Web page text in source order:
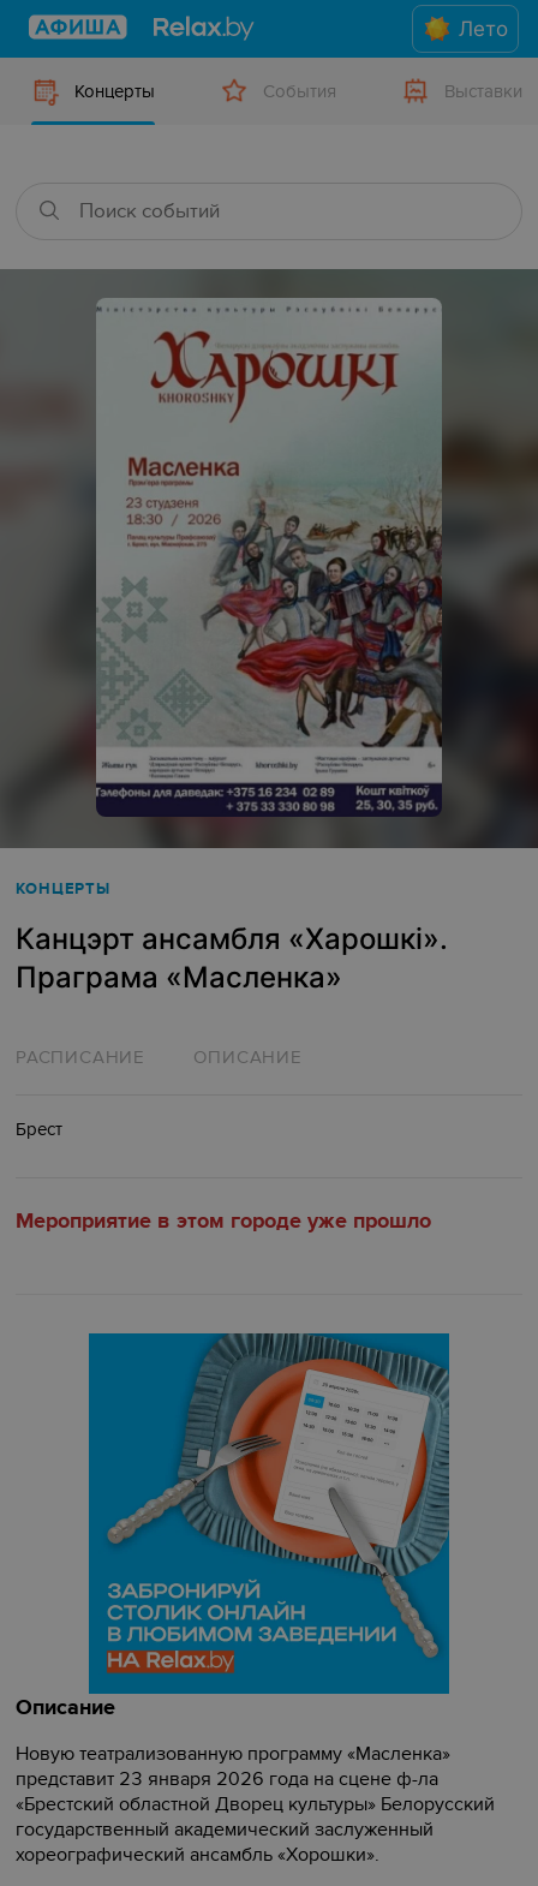
Лето
Концерты События Выставки
КОНЦЕРТЫ
Канцэрт ансамбля «‎Харошкі».
Праграма «Масленка»
РАСПИСАНИЕ ОПИСАНИЕ
Брест
Мероприятие в этом городе уже прошло
Описание
Новую театрализованную программу «Масленка»
представит 23 января 2026 года на сцене ф-ла
«Брестский областной Дворец культуры» Белорусский
государственный академический заслуженный
хореографический ансамбль «Хорошки».